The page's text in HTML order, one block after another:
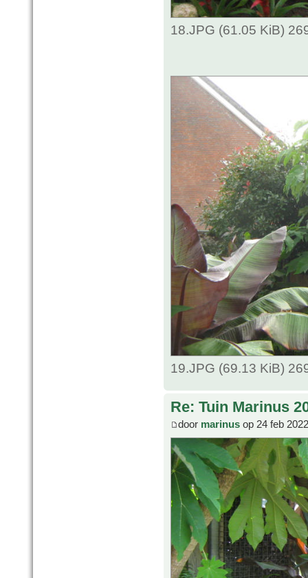
18.JPG (61.05 KiB)
19.JPG (69.13 KiB)
Re: Tuin Marinus
door marinus op 24 feb